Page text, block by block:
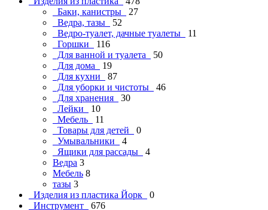
Баки, канистры
27
Ведра, тазы
52
Ведро-туалет, дачные туалеты
11
Горшки
116
Для ванной и туалета
50
Для дома
19
Для кухни
87
Для уборки и чистоты
46
Для хранения
30
Лейки
10
Мебель
11
Товары для детей
0
Умывальники
4
Ящики для рассады
4
Ведра 3
Мебель 8
тазы 3
Изделия из пластика Йорк
0
Инструмент
676